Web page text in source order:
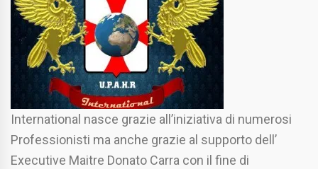
International nasce grazie all’iniziativa di numerosi
Professionisti ma anche grazie al supporto dell’
Executive Maitre Donato Carra con il fine di